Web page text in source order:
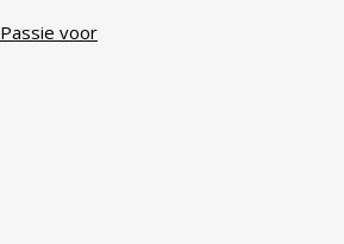
Passie voor